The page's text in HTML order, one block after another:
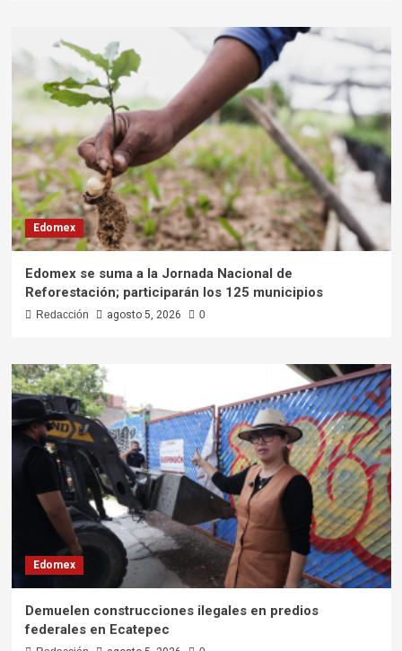
Edomex
Edomex se suma a la Jornada Nacional de
Reforestación; participarán los 125 municipios
Redacción agosto 5, 2026 0
Edomex
Demuelen construcciones ilegales en predios
federales en Ecatepec